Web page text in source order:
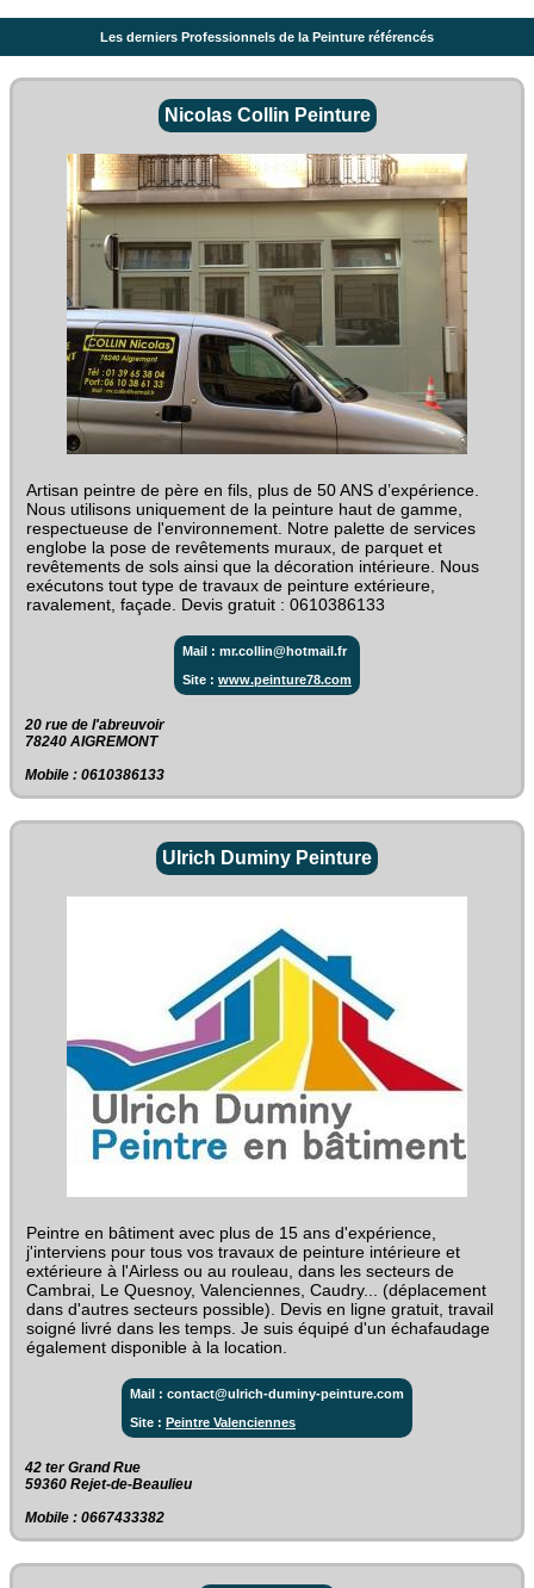
Les derniers Professionnels de la Peinture référencés
Nicolas Collin Peinture
Artisan peintre de père en fils, plus de 50 ANS d’expérience.
Nous utilisons uniquement de la peinture haut de gamme,
respectueuse de l'environnement. Notre palette de services
englobe la pose de revêtements muraux, de parquet et
revêtements de sols ainsi que la décoration intérieure. Nous
exécutons tout type de travaux de peinture extérieure,
ravalement, façade. Devis gratuit : 0610386133
Mail : mr.collin@hotmail.fr
Site : www.peinture78.com
20 rue de l'abreuvoir‎
78240 AIGREMONT
Mobile : 0610386133
Ulrich Duminy Peinture
Peintre en bâtiment avec plus de 15 ans d'expérience,
j'interviens pour tous vos travaux de peinture intérieure et
extérieure à l'Airless ou au rouleau, dans les secteurs de
Cambrai, Le Quesnoy, Valenciennes, Caudry... (déplacement
dans d'autres secteurs possible). Devis en ligne gratuit, travail
soigné livré dans les temps. Je suis équipé d'un échafaudage
également disponible à la location.
Mail : contact@ulrich-duminy-peinture.com
Site : Peintre Valenciennes
42 ter Grand Rue‎
59360 Rejet-de-Beaulieu
Mobile : 0667433382